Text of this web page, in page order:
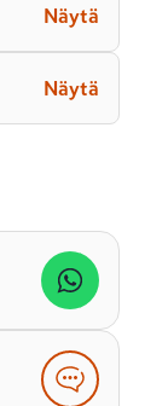
Näytä
Näytä